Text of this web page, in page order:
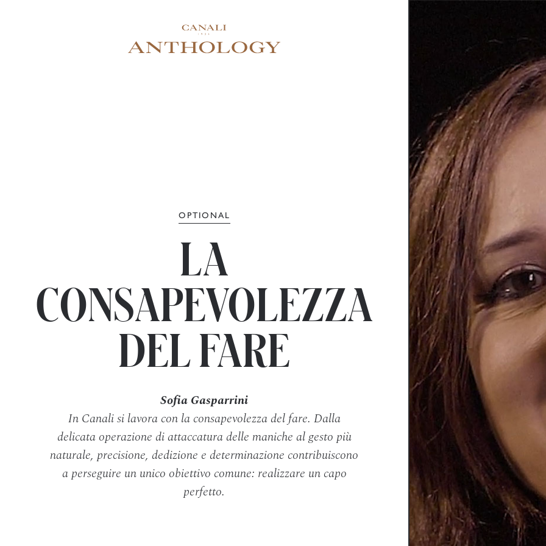
OPTIONAL
LA
CONSAPEVOLEZZA
DEL FARE
Sofia Gasparrini
In Canali si lavora con la consapevolezza del fare. Dalla
delicata operazione di attaccatura delle maniche al gesto più
naturale, precisione, dedizione e determinazione contribuiscono
a perseguire un unico obiettivo comune: realizzare un capo
perfetto.